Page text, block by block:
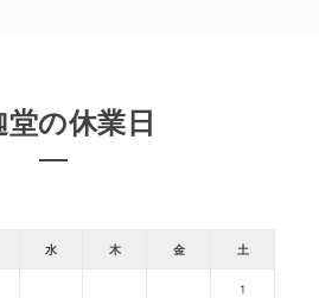
堂の休業日
水 木 金 土
1